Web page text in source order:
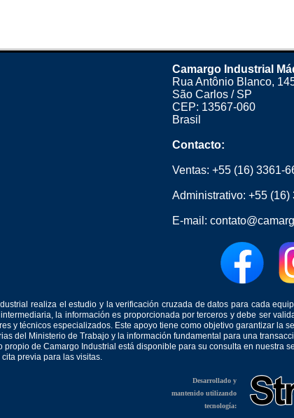
Camargo Industrial
Rua Antônio Blanco,
São Carlos / SP
CEP: 13567-060
Brasil
Contacto:
Ventas: +55 (16) 3361-
Administrativo: +55 (16)
E-mail:
realiza el estudio y la verificación cruzada de datos para cada
la información es proporcionada por terceros y debe ser
y técnicos especializados. Este apoyo tiene como objetivo garantizar
del Ministerio de Trabajo y la información fundamental para una
propio de Camargo Industrial está disponible para su consulta en
previa para las visitas.
Desarrollado y
mantenido utilizando
tecnología: